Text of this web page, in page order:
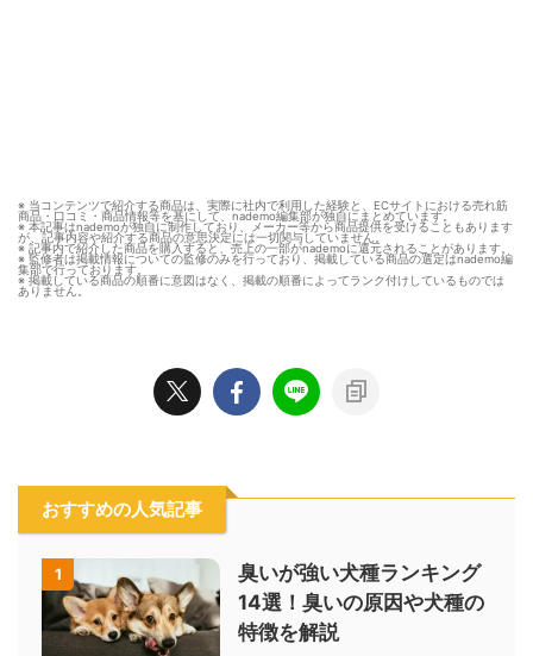
※ 当コンテンツで紹介する商品は、実際に社内で利用した経験と、ECサイトにおける売れ筋
商品・口コミ・商品情報等を基にして、nademo編集部が独自にまとめています。
※ 本記事はnademoが独自に制作しており、メーカー等から商品提供を受けることもあります
が、記事内容や紹介する商品の意思決定には一切関与していません。
※ 記事内で紹介した商品を購入すると、売上の一部がnademoに還元されることがあります。
※ 監修者は掲載情報についての監修のみを行っており、掲載している商品の選定はnademo編
集部で行っております。
※ 掲載している商品の順番に意図はなく、掲載の順番によってランク付けしているものでは
ありません。
おすすめの人気記事
1
臭いが強い犬種ランキング
14選！臭いの原因や犬種の
特徴を解説